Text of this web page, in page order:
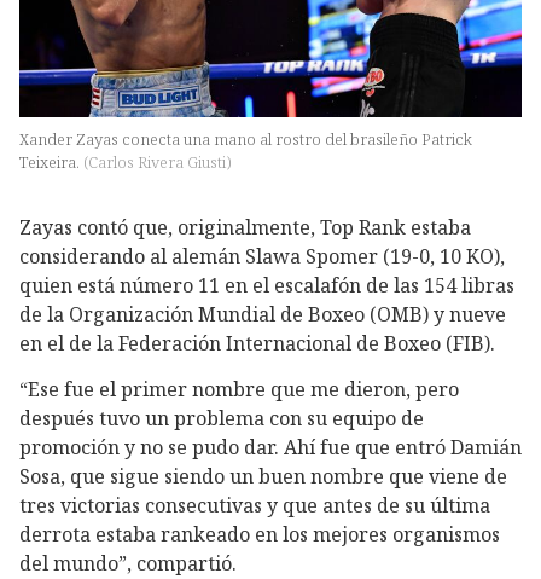
Xander Zayas conecta una mano al rostro del brasileño Patrick
Teixeira. (Carlos Rivera Giusti)
Zayas contó que, originalmente, Top Rank estaba
considerando al alemán Slawa Spomer (19-0, 10 KO),
quien está número 11 en el escalafón de las 154 libras
de la Organización Mundial de Boxeo (OMB) y nueve
en el de la Federación Internacional de Boxeo (FIB).
“Ese fue el primer nombre que me dieron, pero
después tuvo un problema con su equipo de
promoción y no se pudo dar. Ahí fue que entró Damián
Sosa, que sigue siendo un buen nombre que viene de
tres victorias consecutivas y que antes de su última
derrota estaba rankeado en los mejores organismos
del mundo”, compartió.